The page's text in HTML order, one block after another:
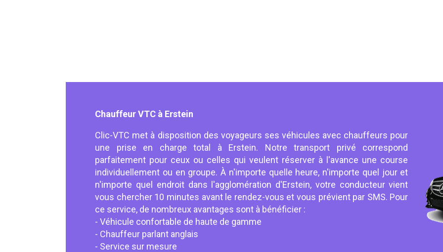
Chauffeur VTC à Erstein
Clic-VTC met à disposition des voyageurs ses véhicules avec chauffeurs pour
une prise en charge total à Erstein. Notre transport privé correspond
parfaitement pour ceux ou celles qui veulent réserver à l'avance une course
individuellement ou en groupe. À n'importe quelle heure, n'importe quel jour et
n'importe quel endroit dans l'agglomération d'Erstein, votre conducteur vient
vous chercher 10 minutes avant le rendez-vous et vous prévient par SMS. Pour
ce service, de nombreux avantages sont à bénéficier :
- Véhicule confortable de haute de gamme
- Chauffeur parlant anglais
- Service sur mesure